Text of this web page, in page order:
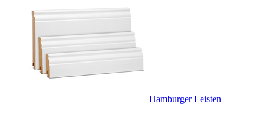
Hamburger Leisten